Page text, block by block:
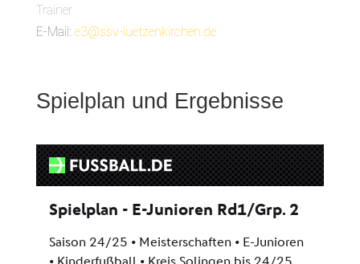
Trainer
E-Mail: e3@ssv-luetzenkirchen.de
Spielplan und Ergebnisse